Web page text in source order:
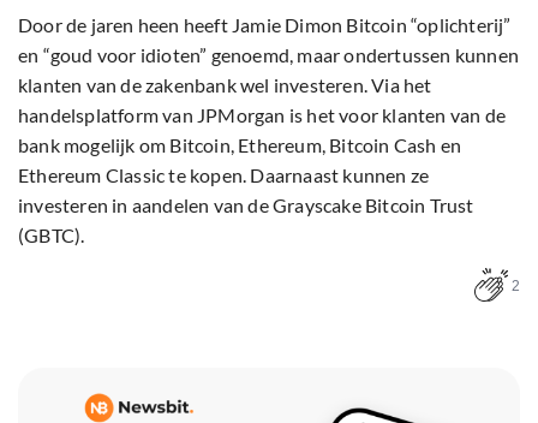
Door de jaren heen heeft Jamie Dimon Bitcoin “oplichterij”
en “goud voor idioten” genoemd, maar ondertussen kunnen
klanten van de zakenbank wel investeren. Via het
handelsplatform van JPMorgan is het voor klanten van de
bank mogelijk om Bitcoin, Ethereum, Bitcoin Cash en
Ethereum Classic te kopen. Daarnaast kunnen ze
investeren in aandelen van de Grayscake Bitcoin Trust
(GBTC).
2